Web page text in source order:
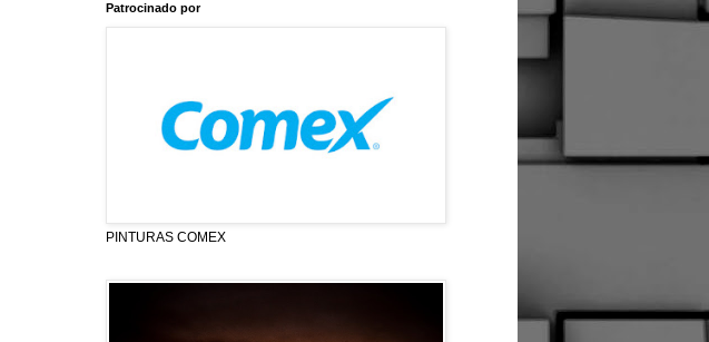
Patrocinado por
PINTURAS COMEX